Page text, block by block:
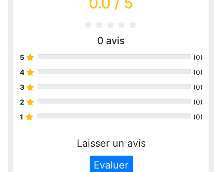
0 avis
5 (0)
4
(0)
3
(0)
2
(0)
1
(0)
Laisser un avis
Evaluer